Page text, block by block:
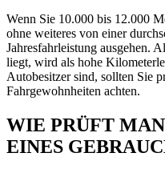
Wenn Sie 10.000 bis 12.000
ohne weiteres von einer
Jahresfahrleistung ausgehen.
liegt, wird als hohe
Autobesitzer sind, sollten Sie
Fahrgewohnheiten achten.
WIE PRÜFT
EINES